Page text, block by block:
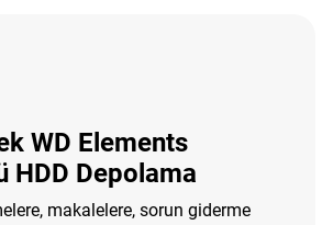
WD Elements
HDD Depolama
makalelere, sorun giderme